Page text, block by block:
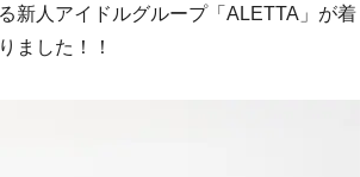
新人アイドルグループ「 ALETTA 」が着
ました！！